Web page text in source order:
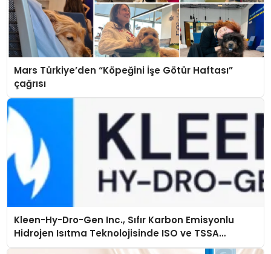
Mars Türkiye’den “Köpeğini İşe Götür Haftası”
çağrısı
Kleen-Hy-Dro-Gen Inc., Sıfır Karbon Emisyonlu
Hidrojen Isıtma Teknolojisinde ISO ve TSSA
Düzenleyici Onaylarını Aldı